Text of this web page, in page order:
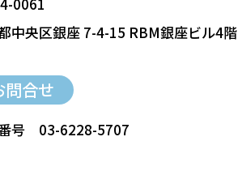
中央区銀座 7-4-15 RBM銀座ビル4階
問合せ
号 03-6228-5707